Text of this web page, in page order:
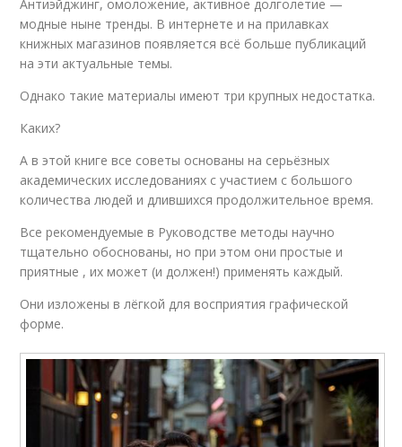
Антиэйджинг, омоложение, активное долголетие —
модные ныне тренды. В интернете и на прилавках
книжных магазинов появляется всё больше публикаций
на эти актуальные темы.
Однако такие материалы имеют три крупных недостатка.
Каких?
А в этой книге все советы основаны на серьёзных
академических исследованиях с участием с большого
количества людей и длившихся продолжительное время.
Все рекомендуемые в Руководстве методы научно
тщательно обоснованы, но при этом они простые и
приятные , их может (и должен!) применять каждый.
Они изложены в лёгкой для восприятия графической
форме.